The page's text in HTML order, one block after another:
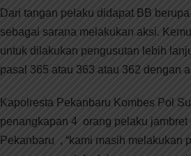
Dari tangan pelaku didapat BB
sebagai sarana melakukan aksi.
untuk dilakukan pengusutan lebih
pasal 365 atau 363 atau 362 dengan
Kapolresta Pekanbaru Kombes Pol
penangkapan 4 orang pelaku
Pekanbaru , “kami masih melakukan